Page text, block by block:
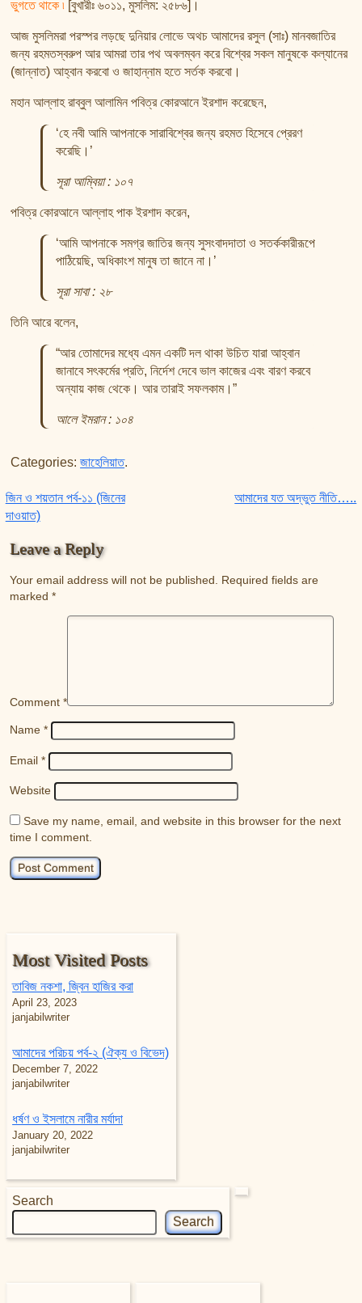
ভুগতে থাকে ৷ [বুখারীঃ ৬০১১, মুসলিম: ২৫৮৬]।
আজ মুসলিমরা পরস্পর লড়ছে দুনিয়ার লোভে অথচ আমাদের রসুল (সাঃ) মানবজাতির
জন্য রহমতস্বরুপ আর আমরা তার পথ অবলম্বন করে বিশ্বের সকল মানুষকে কল্যানের
(জান্নাত) আহ্বান করবো ও জাহান্নাম হতে সর্তক করবো।
মহান আল্লাহ রাব্বুল আলামিন পবিত্র কোরআনে ইরশাদ করেছেন,
‘হে নবী আমি আপনাকে সারাবিশ্বের জন্য রহমত হিসেবে প্রেরণ
করেছি।’
সূরা আম্বিয়া : ১০৭
পবিত্র কোরআনে আল্লাহ পাক ইরশাদ করেন,
‘আমি আপনাকে সমগ্র জাতির জন্য সুসংবাদদাতা ও সতর্ককারীরূপে
পাঠিয়েছি, অধিকাংশ মানুষ তা জানে না।’
সূরা সাবা : ২৮
তিনি আরে বলেন,
“আর তোমাদের মধ্যে এমন একটি দল থাকা উচিত যারা আহ্বান
জানাবে সৎকর্মের প্রতি, নির্দেশ দেবে ভাল কাজের এবং বারণ করবে
অন্যায় কাজ থেকে। আর তারাই সফলকাম।”
আলে ইমরান : ১০৪
Categories: জাহেলিয়াত.
Post navigation
জিন ও শয়তান পর্ব-১১ (জিনের
দাওয়াত)
আমাদের যত অদ্ভুত নীতি…..
Leave a Reply
Your email address will not be published.
Required fields are
marked*
Comment*
Name*
Email*
Website
Save my name, email, and website in this browser for the next
time I comment.
Most Visited Posts
তাবিজ নকশা, জ্বিন হাজির করা
April 23, 2023
janjabilwriter
আমাদের পরিচয় পর্ব-২ (ঐক্য ও বিভেদ)
December 7, 2022
janjabilwriter
ধর্ষণ ও ইসলামে নারীর মর্যাদা
January 20, 2022
janjabilwriter
Search
Search